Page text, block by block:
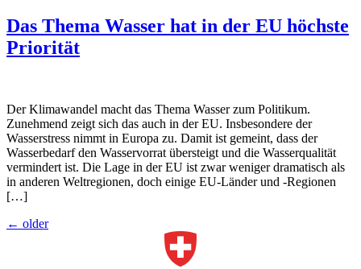
Das Thema Wasser hat in der EU höchste
Priorität
Der Klimawandel macht das Thema Wasser zum Politikum.
Zunehmend zeigt sich das auch in der EU. Insbesondere der
Wasserstress nimmt in Europa zu. Damit ist gemeint, dass der
Wasserbedarf den Wasservorrat übersteigt und die Wasserqualität
vermindert ist. Die Lage in der EU ist zwar weniger dramatisch als
in anderen Weltregionen, doch einige EU-Länder und -Regionen
[…]
← older